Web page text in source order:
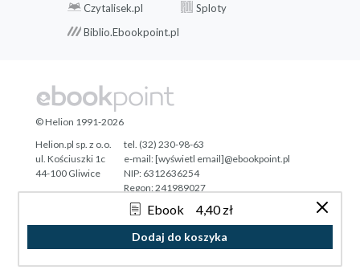
Ebook 4,40 zł
Dodaj do koszyka
Czytalisek.pl
Sploty
Biblio.Ebookpoint.pl
Tonik.pl
© Helion 1991-2026
Helion.pl sp. z o.o.
ul. Kościuszki 1c
44-100 Gliwice
tel. (32) 230-98-63
e-mail:[wyświetl email]@ebookpoint.pl
NIP: 6312636254
Regon: 241989027